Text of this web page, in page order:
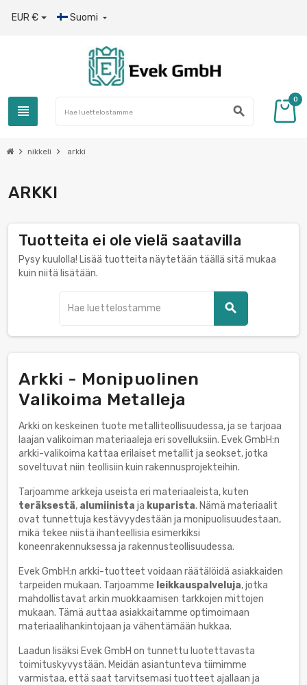
EUR € Suomi 
view_headline search
0
chevron_right nikkeli chevron_right arkki
ARKKI
Tuotteita ei ole vielä saatavilla
Pysy kuulolla! Lisää tuotteita näytetään täällä sitä mukaa
kuin niitä lisätään.
search
Arkki - Monipuolinen
Valikoima Metalleja
Arkki on keskeinen tuote metalliteollisuudessa, ja se tarjoaa
laajan valikoiman materiaaleja eri sovelluksiin. Evek GmbH:n
arkki-valikoima kattaa erilaiset metallit ja seokset, jotka
soveltuvat niin teollisiin kuin rakennusprojekteihin.
Tarjoamme arkkeja useista eri materiaaleista, kuten
teräksestä, alumiinista ja kuparista. Nämä materiaalit
ovat tunnettuja kestävyydestään ja monipuolisuudestaan,
mikä tekee niistä ihanteellisia esimerkiksi
koneenrakennuksessa ja rakennusteollisuudessa.
Evek GmbH:n arkki-tuotteet voidaan räätälöidä asiakkaiden
tarpeiden mukaan. Tarjoamme leikkauspalveluja, jotka
mahdollistavat arkin muokkaamisen tarkkojen mittojen
mukaan. Tämä auttaa asiakkaitamme optimoimaan
materiaalihankintojaan ja vähentämään hukkaa.
Laadun lisäksi Evek GmbH on tunnettu luotettavasta
toimituskyvystään. Meidän asiantunteva tiimimme
varmistaa, että saat tarvitsemasi tuotteet ajallaan ja